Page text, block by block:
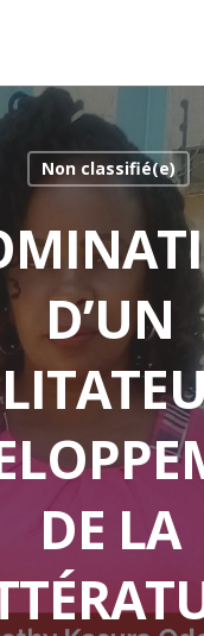
search or ESC to
Non classifié(e)
D’UN
DE LA